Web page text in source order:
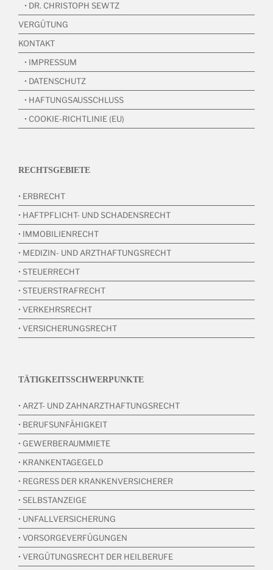
• DR. CHRISTOPH SEWTZ
VERGÜTUNG
KONTAKT
• IMPRESSUM
• DATENSCHUTZ
• HAFTUNGSAUSSCHLUSS
• COOKIE-RICHTLINIE (EU)
RECHTSGEBIETE
• ERBRECHT
• HAFTPFLICHT- UND SCHADENSRECHT
• IMMOBILIENRECHT
• MEDIZIN- UND ARZTHAFTUNGSRECHT
• STEUERRECHT
• STEUERSTRAFRECHT
• VERKEHRSRECHT
• VERSICHERUNGSRECHT
TÄTIGKEITSSCHWERPUNKTE
• ARZT- UND ZAHNARZTHAFTUNGSRECHT
• BERUFSUNFÄHIGKEIT
• GEWERBERAUMMIETE
• KRANKENTAGEGELD
• REGRESS DER KRANKENVERSICHERER
• SELBSTANZEIGE
• UNFALLVERSICHERUNG
• VORSORGEVERFÜGUNGEN
• VERGÜTUNGSRECHT DER HEILBERUFE